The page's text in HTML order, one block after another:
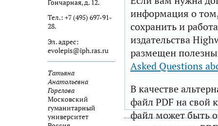
Гончарная, д. 12.
Тел.: +7 (495) 697-91-
28.
Эл. адрес:
evolepis@iph.ras.ru
Татьяна
Анатольевна
Горелова
Московский
гуманитарный
университет
информация о том,
сохранить и
издательства
размещен
Asked Questions
В качестве
файл PDF на свой
файл может быть